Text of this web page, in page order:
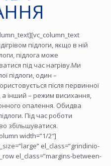
підлоги, якщо в ній
підлога може
під час нагріву.Ми
підлоги, один –
після первинної
а інший – режим висихання,
опалення. Обидва
Під час роботи
збільшуватися.
width=”1/2″]
el_class=”grindinio-
el_class=”margins-between-